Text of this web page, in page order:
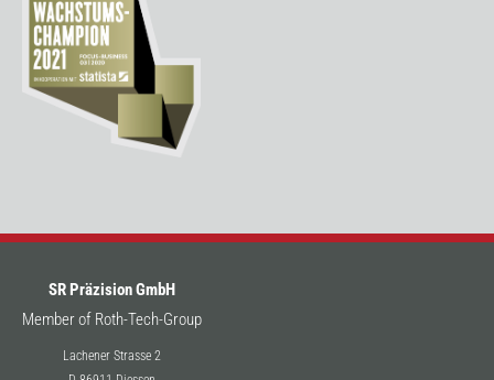
SR Präzision GmbH
Member of Roth-Tech-Group
Lachener Strasse 2